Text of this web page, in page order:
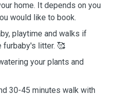
home. It depends on you
would like to book.
playtime and walks if
furbaby's litter. 🥰
your plants and
30-45 minutes walk with